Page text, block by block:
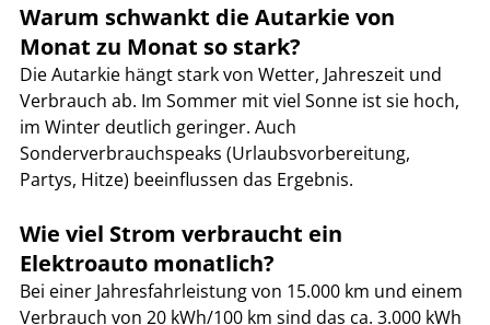
Warum schwankt die Autarkie von
Monat zu Monat so stark?
Die Autarkie hängt stark von Wetter, Jahreszeit und
Verbrauch ab. Im Sommer mit viel Sonne ist sie hoch,
im Winter deutlich geringer. Auch
Sonderverbrauchspeaks (Urlaubsvorbereitung,
Partys, Hitze) beeinflussen das Ergebnis.
Wie viel Strom verbraucht ein
Elektroauto monatlich?
Bei einer Jahresfahrleistung von 15.000 km und einem
Verbrauch von 20 kWh/100 km sind das ca. 3.000 kWh